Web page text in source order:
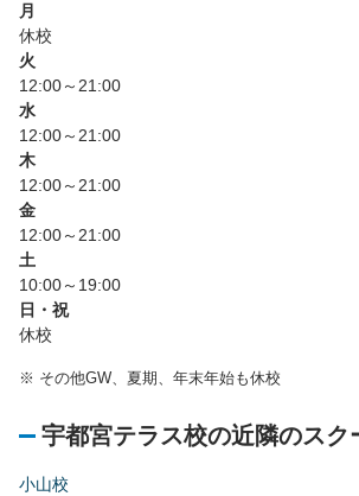
月
休校
火
12:00～21:00
水
12:00～21:00
木
12:00～21:00
金
12:00～21:00
土
10:00～19:00
日・祝
休校
※ その他GW、夏期、年末年始も休校
宇都宮テラス校の近隣のスク
小山校